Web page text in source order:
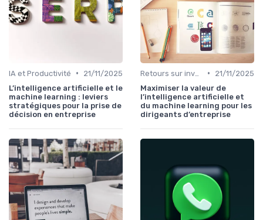
IA et Productivité •
21/11/2025
L’intelligence artificielle et le
machine learning : leviers
stratégiques pour la prise de
décision en entreprise
•
21/11/2025
Maximiser la valeur de
l’intelligence artificielle et
du machine learning pour les
dirigeants d’entreprise